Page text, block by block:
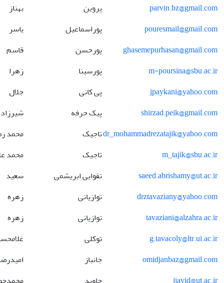
parvin.bz@gmail.com
پروین
بهناز
pouresmail@gmail.com
پوراسماعیل
یاسر
ghasemepurhasan@gmail.com
پورحسن
قاسم
m-poursina@sbu.ac.ir
پورسینا
زهرا
jpaykani@yahoo.com
پی کانی
جلال
shirzad.peik@gmail.com
پیک حرفه
شیرزاد
dr_mohammadrezatajik@yahoo.comتاجیک
محمد
m_tajik@sbu.ac.ir
تاجیک
محمد
saeed.abrishamy@ut.ac.ir
تقوایی ابریشمی
سعید
drztavaziany@yahoo.com
توازیانی
زهره
tavaziani@alzahra.ac.ir
توازیانی
زهره
g.tavacoly@ltr.ui.ac.ir
توکلی
omidjanbaz@gmail.com
جانباز